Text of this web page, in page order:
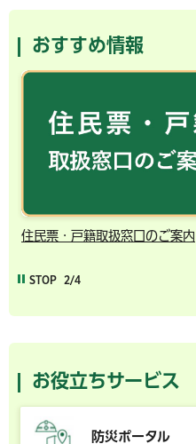
おすすめ情報
千葉市の電子行政サービス
STOP 3/4
お役立ちサービス
防災ポータル